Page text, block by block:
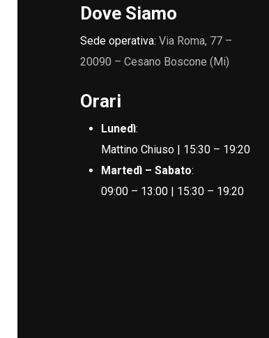
Dove Siamo
Sede operativa:Via Roma, 77 –
20090 – Cesano Boscone (Mi)
Orari
Lunedì:
Mattino Chiuso | 15:30 – 19:20
Martedì – Sabato:
09:00 – 13:00 | 15:30 – 19:20